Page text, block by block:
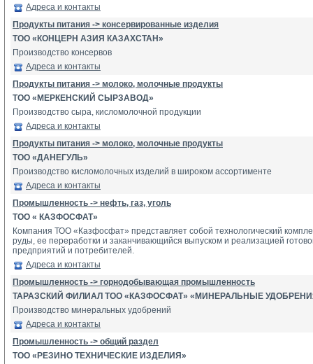
Адреса и контакты
Продукты питания -> консервированные изделия
ТОО «КОНЦЕРН АЗИЯ КАЗАХСТАН»
Производство консервов
Адреса и контакты
Продукты питания -> молоко, молочные продукты
ТОО «МЕРКЕНСКИЙ СЫРЗАВОД»
Производство сыра, кисломолочной продукции
Адреса и контакты
Продукты питания -> молоко, молочные продукты
ТОО «ДАНЕГУЛЬ»
Производство кисломолочных изделий в широком ассортименте
Адреса и контакты
Промышленность -> нефть, газ, уголь
ТОО « КАЗФОСФАТ»
Компания ТОО «Казфосфат» представляет собой технологический
руды, ее переработки и заканчивающийся выпуском и реализацией
предприятий и потребителей.
Адреса и контакты
Промышленность -> горнодобывающая промышленность
ТАРАЗСКИЙ ФИЛИАЛ ТОО «КАЗФОСФАТ» «МИНЕРАЛЬНЫЕ
Производство минеральных удобрений
Адреса и контакты
Промышленность -> общий раздел
ТОО «РЕЗИНО ТЕХНИЧЕСКИЕ ИЗДЕЛИЯ»